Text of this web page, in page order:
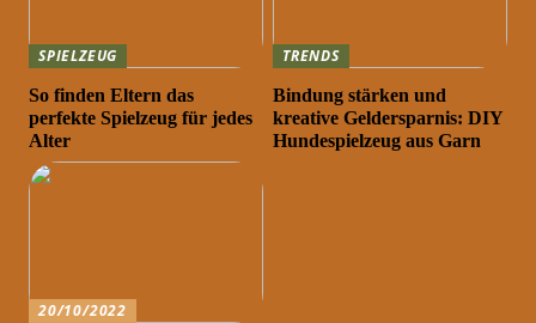
SPIELZEUG
So finden Eltern das
perfekte Spielzeug für jedes
Alter
TRENDS
Bindung stärken und
kreative Geldersparnis: DIY
Hundespielzeug aus Garn
20/10/2022